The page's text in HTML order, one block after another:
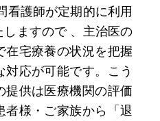
看護師が定期的に利用
ますので 、主治医の
在宅療養の状況を把握
応が可能です。こう
提供は医療機関の評価
者様・ご家族から「退